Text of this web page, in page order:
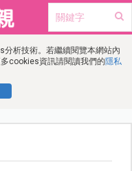
析技術。若繼續閱覽本網站內
cookies資訊請閱讀我們的隱私